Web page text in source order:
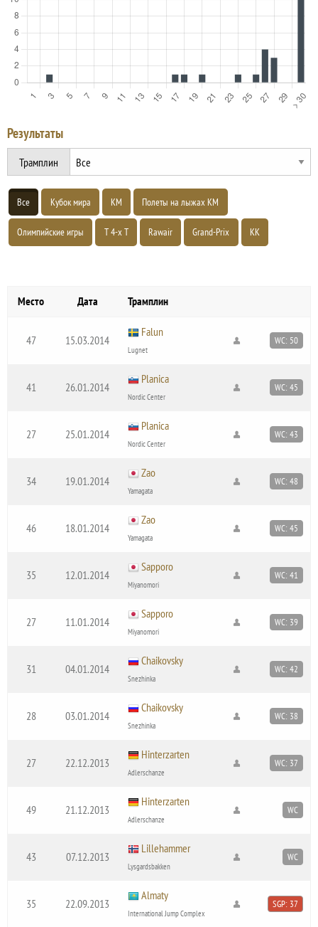
Результаты
Трамплин
Все Кубок мира КМ Полеты на лыжах КМ
Олимпийские игры Т 4-х Т Rawair Grand-Prix КК
Место Дата Трамплин
47 15.03.2014
Falun
Lugnet
WC: 50
41 26.01.2014
Planica
Nordic Center
WC: 45
27 25.01.2014
Planica
Nordic Center
WC: 43
34 19.01.2014
Zao
Yamagata
WC: 48
46 18.01.2014
Zao
Yamagata
WC: 45
35 12.01.2014
Sapporo
Miyanomori
WC: 41
27 11.01.2014
Sapporo
Miyanomori
WC: 39
31 04.01.2014
Chaikovsky
Snezhinka
WC: 42
28 03.01.2014
Chaikovsky
Snezhinka
WC: 38
27 22.12.2013
Hinterzarten
Adlerschanze
WC: 37
49 21.12.2013
Hinterzarten
Adlerschanze
WC
43 07.12.2013
Lillehammer
Lysgardsbakken
WC
35 22.09.2013
Almaty
International Jump Complex
SGP: 37